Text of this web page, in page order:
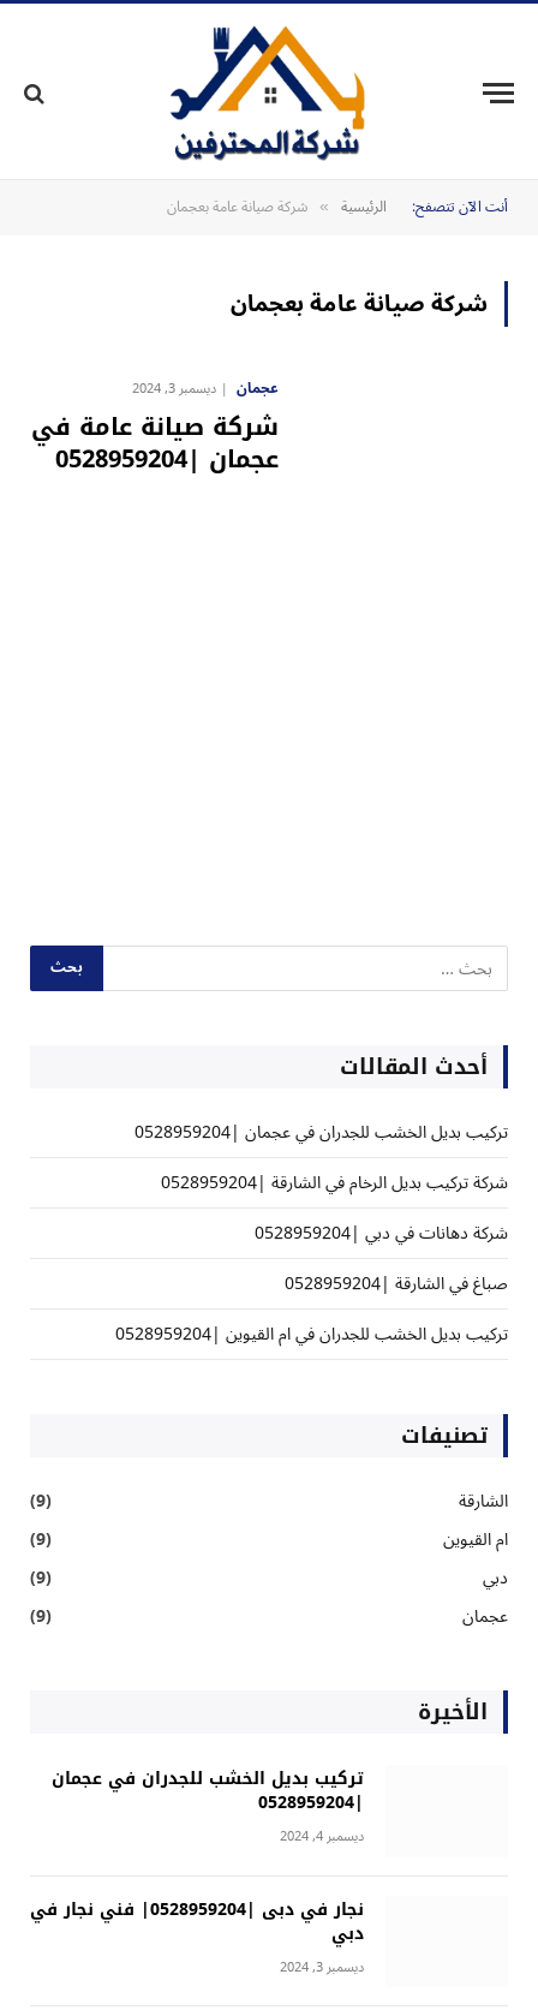
أنت الآن تتصفح: الرئيسية » شركة صيانة عامة بعجمان
شركة صيانة عامة بعجمان
عجمان ديسمبر 3, 2024
شركة صيانة عامة في
عجمان |0528959204
أحدث المقالات
تركيب بديل الخشب للجدران في عجمان |0528959204
شركة تركيب بديل الرخام في الشارقة |0528959204
شركة دهانات في دبي |0528959204
صباغ في الشارقة |0528959204
تركيب بديل الخشب للجدران في ام القيوين |0528959204
تصنيفات
الشارقة
(9)
ام القيوين
(9)
دبي
(9)
عجمان
(9)
الأخيرة
تركيب بديل الخشب للجدران في عجمان
|0528959204
ديسمبر 4, 2024
نجار في دبى |0528959204| فني نجار في
دبي
ديسمبر 3, 2024